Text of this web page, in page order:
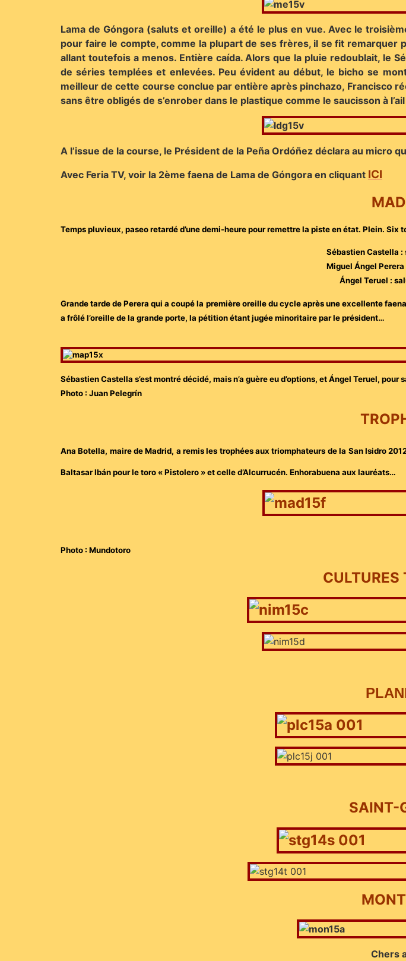
Lama de Góngora (saluts et oreille) a été le plus en vue. Avec le
pour faire le compte, comme la plupart de ses frères, il se fit
allant toutefois a menos. Entière caída. Alors que la pluie redoublait, le
de séries templées et enlevées. Peu évident au début, le bicho se
meilleur de cette course conclue par entière après pinchazo, Francisco
sans être obligés de s’enrober dans le plastique comme le saucisson à
A l’issue de la course, le Président de la Peña Ordóñez déclara au micro
Avec Feria TV, voir la 2ème faena de Lama de Góngora en cliquant ICI
Temps pluvieux, paseo retardé d’une demi-heure pour remettre la piste en état. Plein. Six
Sébastien Castella :
Miguel Ángel
Ángel Teruel :
Grande tarde de Perera qui a coupé la première oreille du cycle après une excellente
a frôlé l’oreille de la grande porte, la pétition étant jugée minoritaire par le président…
Sébastien Castella s’est montré décidé, mais n’a guère eu d’options, et Ángel Teruel,
Photo : Juan Pelegrín
Ana Botella, maire de Madrid, a remis les trophées aux triomphateurs de la San Isidro
Baltasar Ibán pour le toro « Pistolero » et celle d’Alcurrucén. Enhorabuena aux lauréats…
Photo : Mundotoro
CULTURES
SAINT-
Chers